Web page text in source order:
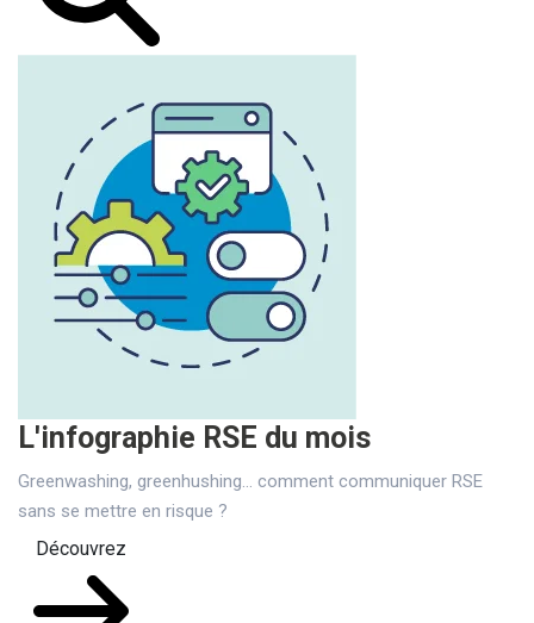
L'infographie RSE du mois
Greenwashing, greenhushing… comment communiquer RSE
sans se mettre en risque ?
Découvrez